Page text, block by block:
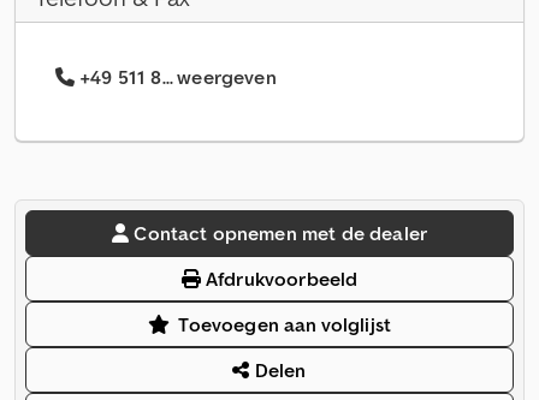
+49 511 8... weergeven
Contact opnemen met de dealer
Afdrukvoorbeeld
Toevoegen aan volglijst
Delen